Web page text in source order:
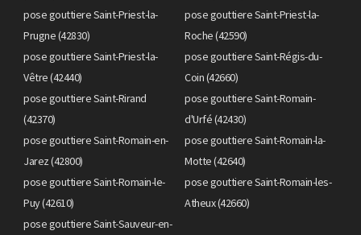
pose gouttiere Saint-Priest-la-
Prugne (42830)
pose gouttiere Saint-Priest-la-
Roche (42590)
pose gouttiere Saint-Priest-la-
Vêtre (42440)
pose gouttiere Saint-Régis-du-
Coin (42660)
pose gouttiere Saint-Rirand
(42370)
pose gouttiere Saint-Romain-
d'Urfé (42430)
pose gouttiere Saint-Romain-en-
Jarez (42800)
pose gouttiere Saint-Romain-la-
Motte (42640)
pose gouttiere Saint-Romain-le-
Puy (42610)
pose gouttiere Saint-Romain-les-
Atheux (42660)
pose gouttiere Saint-Sauveur-en-